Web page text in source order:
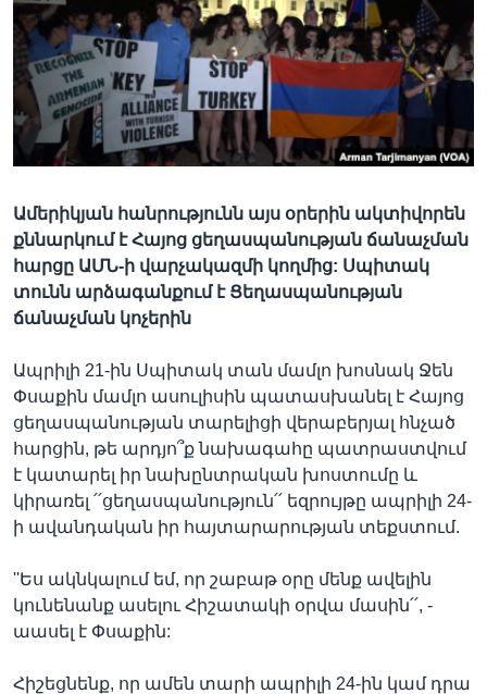
Լեզուներ
Ամերիկյան հանրությունն այս օրերին ակտիվորեն
քննարկում է Հայոց ցեղասպանության ճանաչման
հարցը ԱՄՆ-ի վարչակազմի կողմից: Սպիտակ
տունն արձագանքում է Ցեղասպանության
ճանաչման կոչերին
Ապրիլի 21-ին Սպիտակ տան մամլո խոսնակ Ջեն
Փսաքին մամլո ասուլիսին պատասխանել է Հայոց
ցեղասպանության տարելիցի վերաբերյալ հնչած
հարցին, թե արդյո՞ք նախագահը պատրաստվում
է կատարել իր նախընտրական խոստումը և
կիրառել ՛՛ցեղասպանություն՛՛ եզրույթը ապրիլի 24-
ի ավանդական իր հայտարարության տեքստում.
''Ես ակնկալում եմ, որ շաբաթ օրը մենք ավելին
կունենանք ասելու Հիշատակի օրվա մասին՛՛, -
աասել է Փսաքին:
Հիշեցնենք, որ ամեն տարի ապրիլի 24-ին կամ դրա